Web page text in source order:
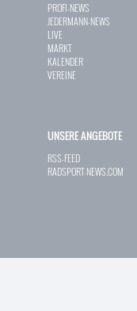
PROFI-NEWS
JEDERMANN-NEWS
LIVE
MARKT
KALENDER
VEREINE
UNSERE ANGEBOTE
RSS-FEED
RADSPORT-NEWS.COM